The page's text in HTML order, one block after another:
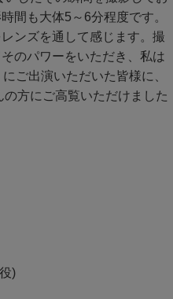
間も大体5～6分程度です。
ンズを通して感じます。撮
のパワーをいただき、私は
ご出演いただいた皆様に、
方にご高覧いただけました
)